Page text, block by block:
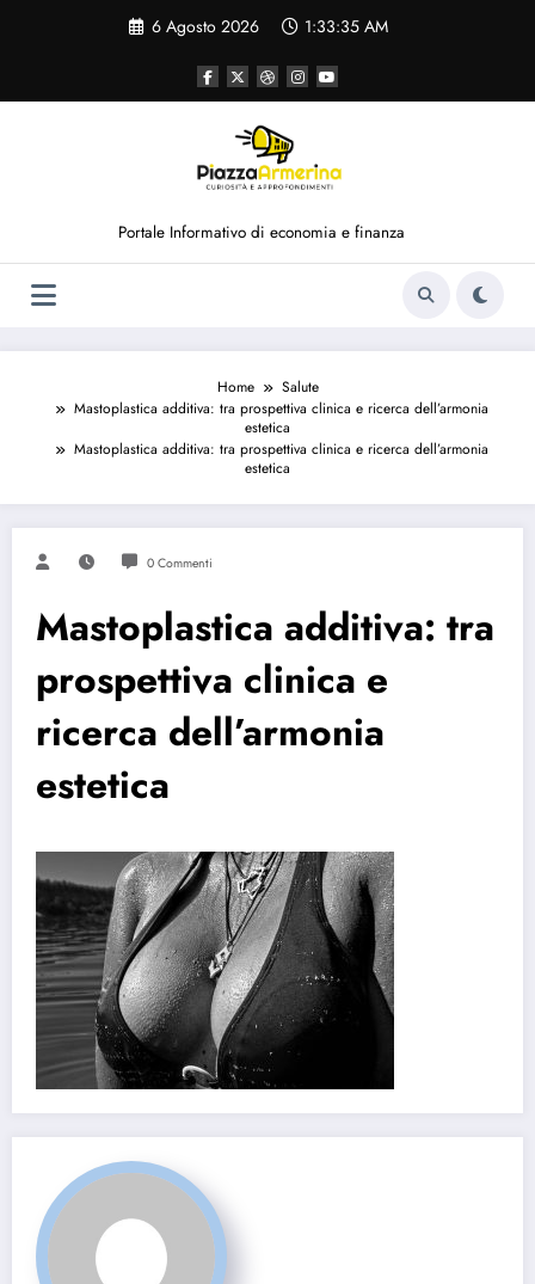
6 Agosto 2026 1:33:35 AM
Portale Informativo di economia e finanza
Home
Salute
Mastoplastica additiva: tra prospettiva clinica e ricerca dell’armonia
estetica
Mastoplastica additiva: tra prospettiva clinica e ricerca dell’armonia
estetica
0 Commenti
Mastoplastica additiva: tra
prospettiva clinica e
ricerca dell’armonia
estetica